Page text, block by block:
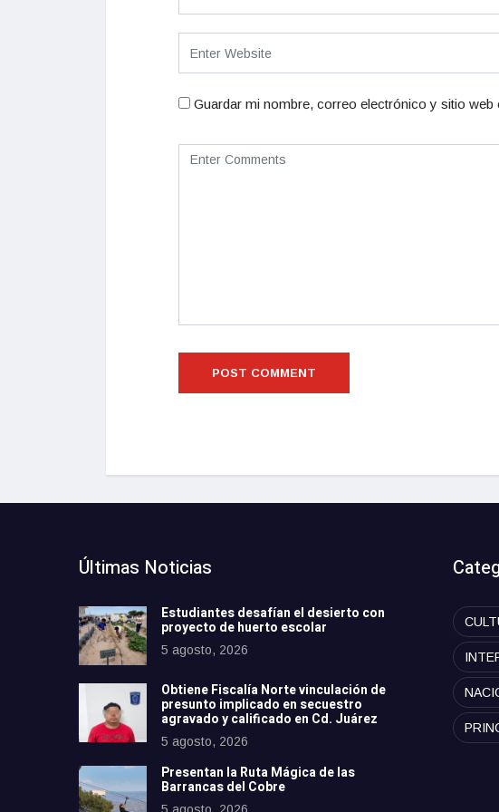
Guardar mi nombre, correo electrónico y sitio
Últimas Noticias
Estudiantes desafían el desierto con
proyecto de huerto escolar
5 agosto, 2026
Obtiene Fiscalía Norte vinculación de
presunto implicado en secuestro
agravado y calificado en Cd. Juárez
5 agosto, 2026
Presentan la Ruta Mágica de las
Barrancas del Cobre